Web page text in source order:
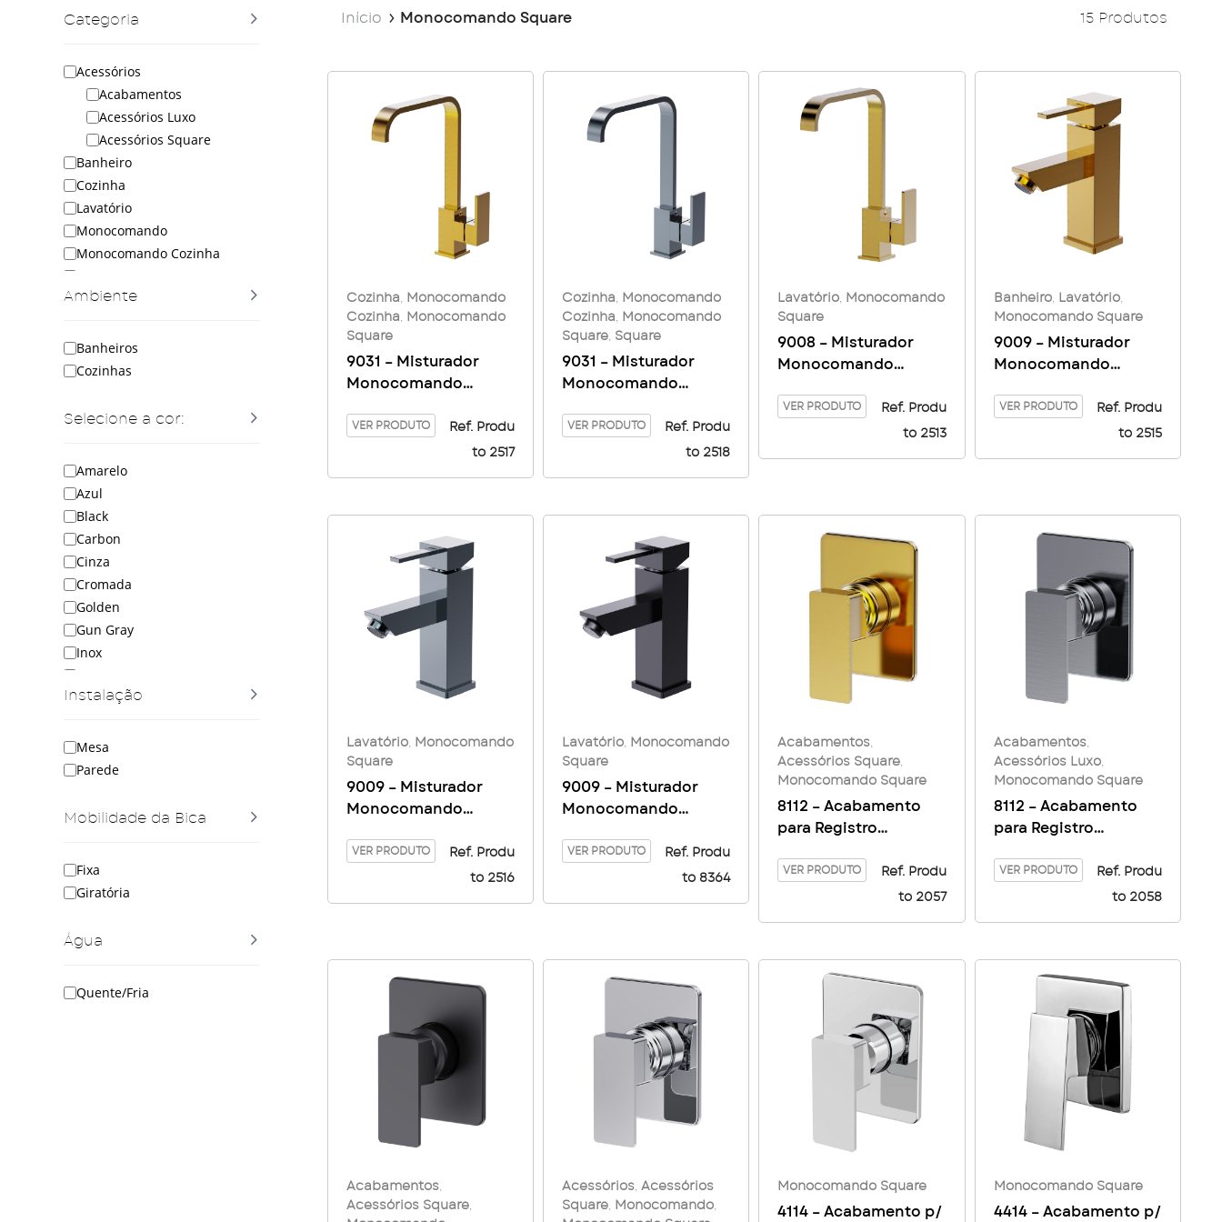
Início Monocomando Square 15 Produtos
Cozinha, Monocomando
Cozinha, Monocomando
Square
9031 – Misturador
Monocomando
Alta Giratório Square
VER PRODUTO
Ref. Produ
to 2517
Cozinha, Monocomando
Cozinha, Monocomando
Square, Square
9031 – Misturador
Monocomando
Alta Giratório Square
VER PRODUTO
Ref. Produ
to 2518
Lavatório, Monocomando
Square
9008 – Misturador
Monocomando
Alta Square – Golden
VER PRODUTO
Ref. Produ
to 2513
Banheiro, Lavatório,
Monocomando Square
9009 – Misturador
Monocomando
Baixa Square – Golden
VER PRODUTO
Ref. Produ
to 2515
Lavatório,
Monocomando
Square
9009 – Misturador
Monocomando
Baixa Square –
VER PRODUTO
Ref. Produ
to 2516
Lavatório
Monocomando
Square
9009 – Misturador
Monocomando
Baixa Square – Black
VER PRODUTO
Ref. Produ
to 8364
Acabamentos
Acessórios Square
Monocomando Square
8112 – Acabamento
para Registro
Square base DOCOL –
VER PRODUTO
Ref. Produ
to 2057
Acabamentos,
Acessórios Luxo,
Monocomando Square
8112 – Acabamento
para Registro
Square base DOCOL –
VER PRODUTO
Ref. Produ
to 2058
Acabamentos,
Acessórios Square,
Acessórios,Acessórios
Square, Monocomando,
Monocomando Square
4114 – Acabamento p/
Monocomando Square
4414 – Acabamento p/
Categoria
Acessórios
Acabamentos
Acessórios Luxo
Acessórios Square
Banheiro
Cozinha
Lavatório
Monocomando
Monocomando Cozinha
Square
Selecione a cor:
Amarelo
Azul
Black
Carbon
Cinza
Cromada
Golden
Gun Gray
Inox
Red
Roxo
Verde
Ambiente
Banheiros
Cozinhas
Mobilidade da Bica
Fixa
Giratória
Água
Quente/Fria
Instalação
Mesa
Parede